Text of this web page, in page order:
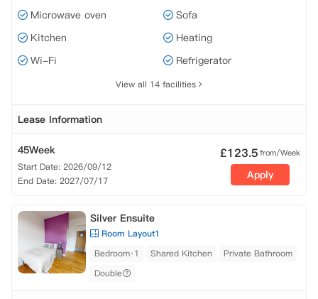
Microwave oven
Sofa
Kitchen
Heating
Wi-Fi
Refrigerator
View all 14 facilities
Lease Information
45Week
Start Date: 2026/09/12
End Date: 2027/07/17
£123.5from/Week
Apply
Silver Ensuite
Room Layout1
Bedroom·1
Shared Kitchen
Private Bathroom
Double